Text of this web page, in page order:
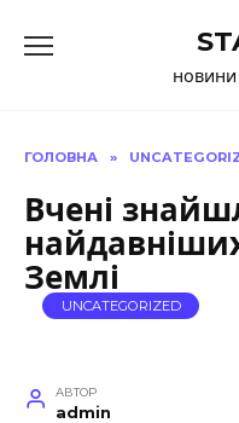
до
ГОЛОВНА »
Вчені
Землі
UNCATEGORIZED
АВТОР
admin